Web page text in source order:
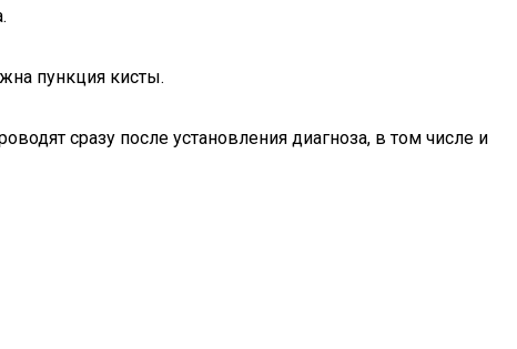
пункция кисты.
сразу после установления диагноза, в том числе и